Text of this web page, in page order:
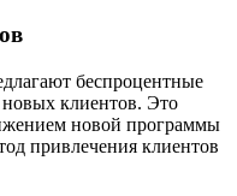
беспроцентные
клиентов. Это
новой программы
привлечения клиентов